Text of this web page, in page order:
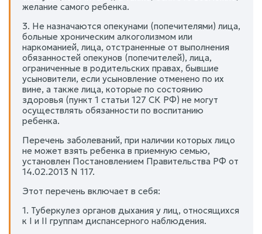
желание самого ребенка.
3. Не назначаются опекунами (попечителями) лица,
больные хроническим алкоголизмом или
наркоманией, лица, отстраненные от выполнения
обязанностей опекунов (попечителей), лица,
ограниченные в родительских правах, бывшие
усыновители, если усыновление отменено по их
вине, а также лица, которые по состоянию
здоровья (пункт 1 статьи 127 СК РФ) не могут
осуществлять обязанности по воспитанию
ребенка.
Перечень заболеваний, при наличии которых лицо
не может взять ребенка в приемную семью,
установлен Постановлением Правительства РФ от
14.02.2013 N 117.
Этот перечень включает в себя:
1. Туберкулез органов дыхания у лиц, относящихся
к I и II группам диспансерного наблюдения.